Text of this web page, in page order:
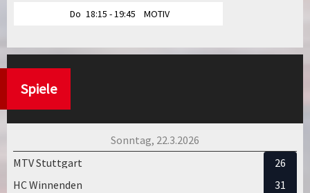
Do 18:15 - 19:45 MOTIV
Spiele
Sonntag, 22.3.2026
MTV Stuttgart
HC Winnenden
26
31